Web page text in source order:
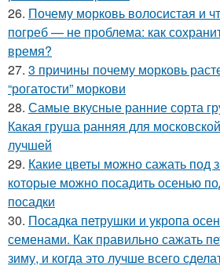
26. Почему морковь волосистая и
погреб — не проблема: как
время?
27. 3 причины почему морковь
“рогатости” моркови
28. Самые вкусные ранние сорта
Какая груша ранняя для
лучшей
29. Какие цветы можно сажать под
которые можно посадить осенью
посадки
30. Посадка петрушки и укропа
семенами. Как правильно сажать
зиму, и когда это лучше всего